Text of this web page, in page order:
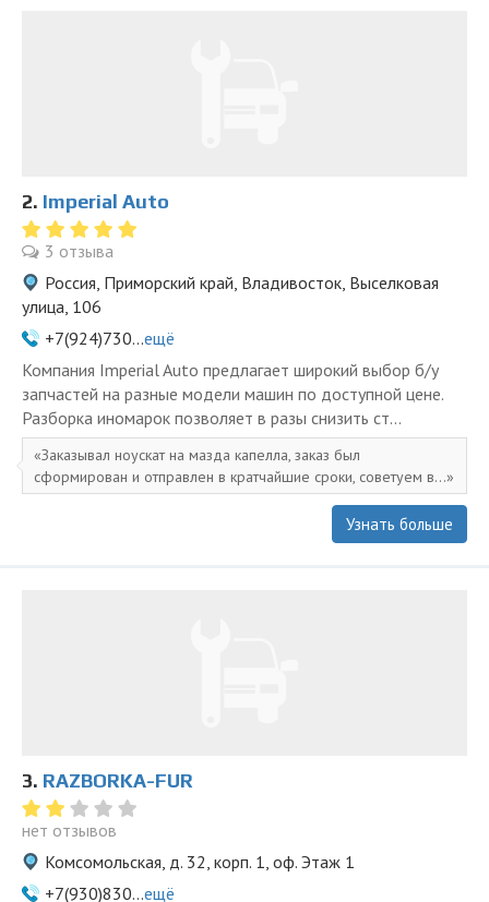
2. Imperial Auto
3 отзыва
Россия, Приморский край, Владивосток, Выселковая
улица, 106
+7(924)730...ещё
Компания Imperial Auto ­предлагает широкий выбор б/у
запчастей на разные модели машин по доступной цене.
Разборка иномарок позволяет в разы снизить ст...
Заказывал ноускат на мазда капелла, заказ был
сформирован и отправлен в кратчайшие сроки, советуем в...
Узнать больше
3. RAZBORKA-FUR
нет отзывов
Комсомольская, д. 32, корп. 1, оф. Этаж 1
+7(930)830...ещё